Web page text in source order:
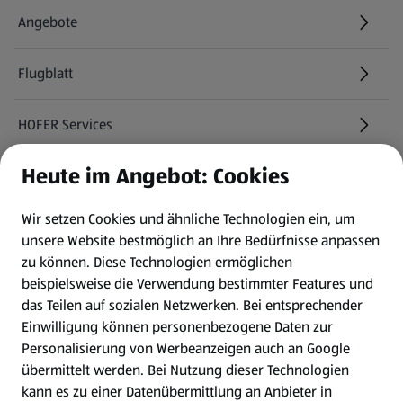
Angebote
Flugblatt
HOFER Services
Newsletter
WhatsApp
Gewinnspiele
Mein HOFER. Meine Einkäufe.
Meine Meinung. Mein HOFER.
Heute im Angebot: Cookies
Wir setzen Cookies und ähnliche Technologien ein, um
unsere Website bestmöglich an Ihre Bedürfnisse anpassen
zu können. Diese Technologien ermöglichen
beispielsweise die Verwendung bestimmter Features und
das Teilen auf sozialen Netzwerken. Bei entsprechender
Einwilligung können personenbezogene Daten zur
Personalisierung von Werbeanzeigen auch an Google
übermittelt werden. Bei Nutzung dieser Technologien
kann es zu einer Datenübermittlung an Anbieter in